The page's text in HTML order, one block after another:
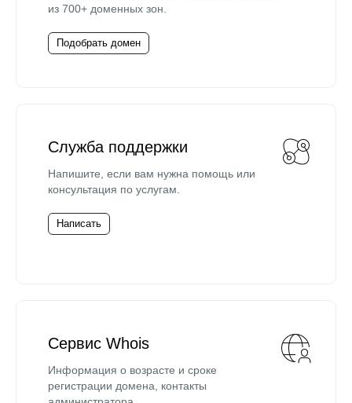
из 700+ доменных зон.
Подобрать домен
Служба поддержки
Напишите, если вам нужна помощь или
консультация по услугам.
Написать
Сервис Whois
Информация о возрасте и сроке
регистрации домена, контакты